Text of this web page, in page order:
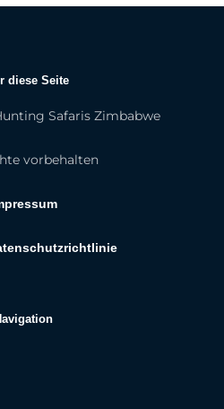
diese Seite
Safaris Zimbabwe
vorbehalten